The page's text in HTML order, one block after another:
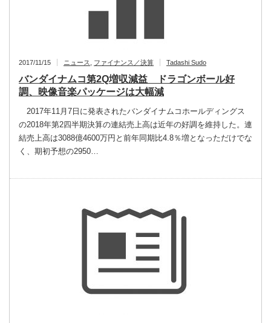
2017/11/15 ニュース ファイナンス／決算 Tadashi Sudo
バンダイナムコ第2Q増収減益 ドラゴンボール好
調、映像音楽パッケージは大幅減
2017年11月7日に発表されたバンダイナムコホールディングス
の2018年第2四半期決算の連結売上高は近年の好調を維持した。連
結売上高は3088億4600万円と前年同期比4.8％増となっただけでな
く、期初予想の2950…